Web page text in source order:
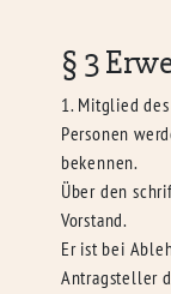
§ 3
1. Mitglied
Personen
bekennen.
Über den
Vorstand.
Er ist bei
Antragsteller